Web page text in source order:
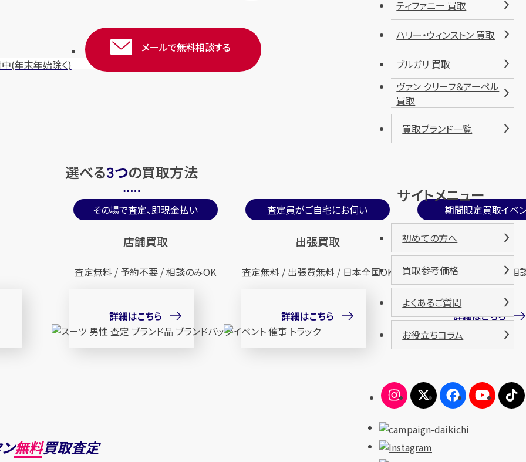
(年末年始除く)
メールで無料相談する
選べる3つの買取方法
その場で査定、即現金払い
店舗買取
査定無料 / 予約不要 / 相談のみOK
詳細はこちら
査定員がご自宅にお伺い
出張買取
査定無料 / 出張費無料 / 日本全国OK
詳細はこちら
期間限定買取イベ
催事買取
査定無料 / 来場無料 / 相
詳細はこちら
ン無料買取査定
ティファニー 買取
ハリー・ウィンストン 買取
ブルガリ 買取
ヴァン クリーフ＆アーペル
買取
買取ブランド一覧
サイトメニュー
初めての方へ
買取参考価格
よくあるご質問
お役立ちコラム